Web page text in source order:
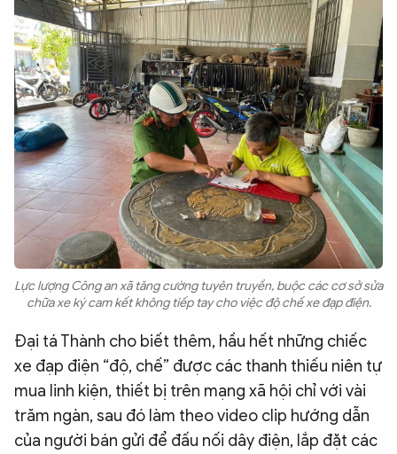
Lực lượng Công an xã tăng cường tuyên truyền, buộc các cơ sở sửa
chữa xe ký cam kết không tiếp tay cho việc độ chế xe đạp điện.
Đại tá Thành cho biết thêm, hầu hết những chiếc
xe đạp điện “độ, chế” được các thanh thiếu niên tự
mua linh kiện, thiết bị trên mạng xã hội chỉ với vài
trăm ngàn, sau đó làm theo video clip hướng dẫn
của người bán gửi để đấu nối dây điện, lắp đặt các